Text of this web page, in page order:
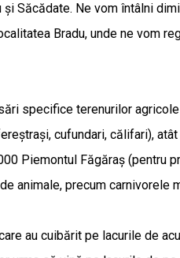
Săcădate. Ne vom întâlni
Bradu, unde ne vom
specifice terenurilor
cufundari, călifari),
Piemontul Făgăraș (pentru
animale, precum carnivorele
au cuibărit pe lacurile de